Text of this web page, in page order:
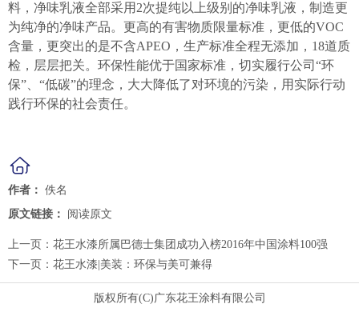
料，净味乳液全部采用2次提纯以上级别的净味乳液，制造更
为纯净的净味产品。更高的有害物质限量标准，更低的VOC
含量，更突出的是不含APEO，生产标准全程无添加，18道质
检，层层把关。环保性能优于国家标准，切实履行公司“环
保”、“低碳”的理念，大大降低了对环境的污染，用实际行动
践行环保的社会责任。
作者： 佚名
原文链接：
阅读原文
上一页： 花王水漆所属巴德士集团成功入榜2016年中国涂料100强
下一页： 花王水漆|美装：环保与美可兼得
版权所有(C)广东花王涂料有限公司